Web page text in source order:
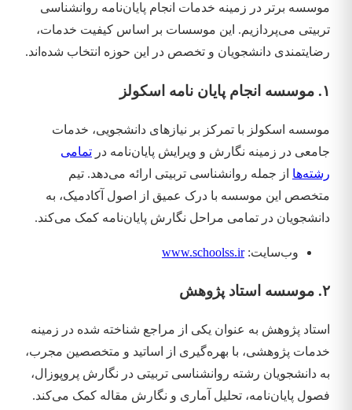
موسسه برتر در زمینه خدمات انجام پایان‌نامه روانشناسی
تربیتی می‌پردازیم. این موسسات بر اساس کیفیت خدمات،
رضایتمندی دانشجویان و تخصص در این حوزه انتخاب شده‌اند.
۱. موسسه انجام پایان نامه اسکولز
موسسه اسکولز با تمرکز بر نیازهای دانشجویی، خدمات
جامعی در زمینه نگارش و ویرایش پایان‌نامه در تمامی
رشته‌ها از جمله روانشناسی تربیتی ارائه می‌دهد. تیم
متخصص این موسسه با درک عمیق از اصول آکادمیک، به
دانشجویان در تمامی مراحل نگارش پایان‌نامه کمک می‌کند.
وب‌سایت:www.schoolss.ir
۲. موسسه استاد پژوهش
استاد پژوهش به عنوان یکی از مراجع شناخته شده در زمینه
خدمات پژوهشی، با بهره‌گیری از اساتید و متخصصین مجرب،
به دانشجویان رشته روانشناسی تربیتی در نگارش پروپوزال،
فصول پایان‌نامه، تحلیل آماری و نگارش مقاله کمک می‌کند.